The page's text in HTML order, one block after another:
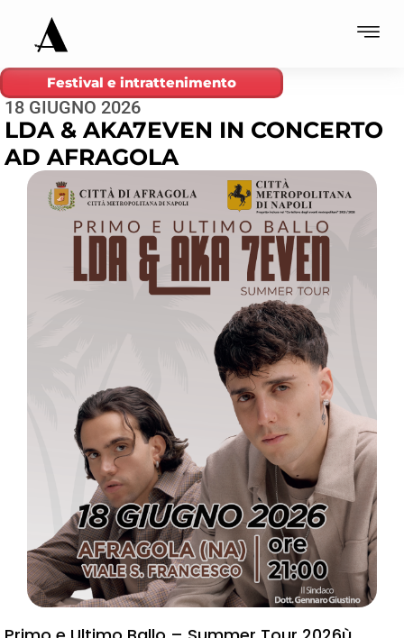
Festival e intrattenimento
18 GIUGNO 2026
LDA & AKA7EVEN IN CONCERTO
AD AFRAGOLA